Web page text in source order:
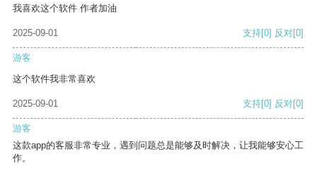
我喜欢这个软件 作者加油
2025-09-01 支持[0] 反对[0]
游客
这个软件我非常喜欢
2025-09-01 支持[0] 反对[0]
游客
这款app的客服非常专业，遇到问题总是能够及时解决，让我能够安心工
作。